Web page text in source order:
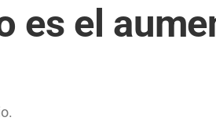
es el